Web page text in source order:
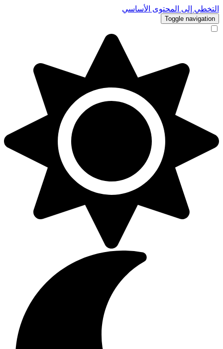
التخطي إلى المحتوى الأساسي
Toggle navigation